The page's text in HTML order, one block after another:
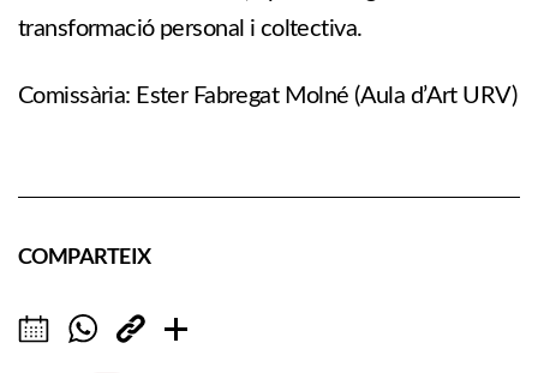
transformació personal i coltectiva.
Comissària: Ester Fabregat Molné (Aula d’Art URV)
COMPARTEIX